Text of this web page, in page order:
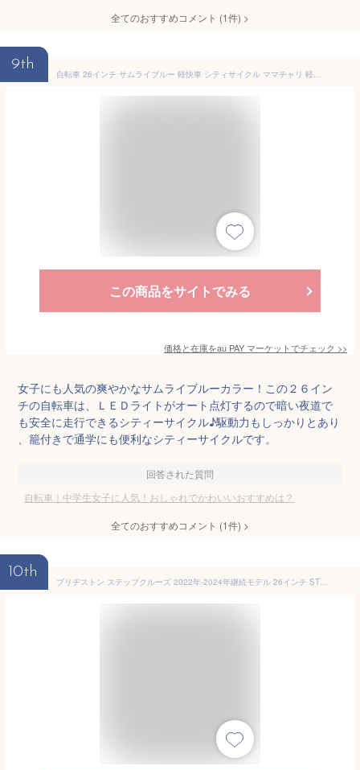
全てのおすすめコメント (1件) >
9th
自転車 26インチ サムライブルー 軽快車 シティサイクル ママチャリ 軽快26 LEDオートライト 美和商事 LADY260BKAT-RBU
この商品をサイトでみる
価格と在庫をau PAY マーケットでチェック >>
女子にも人気の爽やかなサムライブルーカラー！この２６イン
チの自転車は、ＬＥＤライトがオート点灯するので暗い夜道で
も安全に走行できるシティーサイクル♪駆動力もしっかりとあり
、籠付きで通学にも便利なシティーサイクルです。
回答された質問
自転車｜中学生女子に人気！おしゃれでかわいいおすすめは？
全てのおすすめコメント (1件) >
10th
ブリヂストン ステップクルーズ 2022年-2024年継続モデル 26インチ ST60T2 変速なし オートライト 通学・通勤向け自転車 シティサイクル オシャレでカジュアルなデザイン